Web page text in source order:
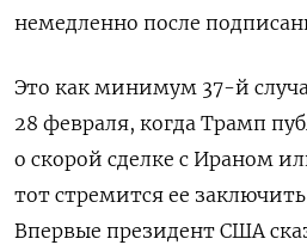
немедленно после
Это как минимум 37-й
28 февраля, когда Трамп
о скорой сделке с Ираном
тот стремится ее
Впервые президент США